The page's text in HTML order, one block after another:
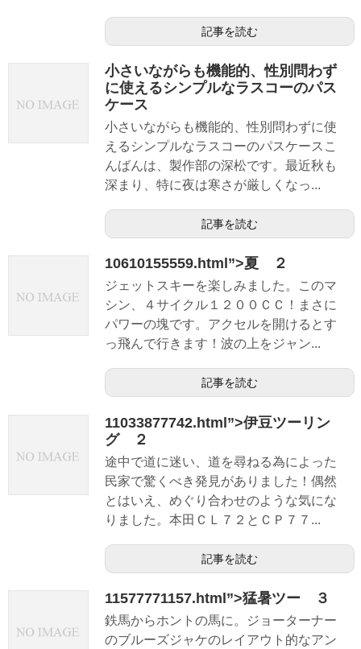
記事を読む
小さいながらも機能的、性別問わず
に使えるシンプルなラスコーのパス
ケース
小さいながらも機能的、性別問わずに使
えるシンプルなラスコーのパスケースこ
んばんは、製作部の深松です。最近秋も
深まり、特に夜は寒さが厳しくなっ...
記事を読む
10610155559.html”>夏 ２
ジェットスキーを楽しみました。このマ
シン、４サイクル１２００ＣＣ！まさに
パワーの塊です。アクセルを開けるとす
っ飛んで行きます！波の上をジャン...
記事を読む
11033877742.html”>伊豆ツーリン
グ ２
途中で道に迷い、道を尋ねる為によった
民家で驚くべき発見がありました！偶然
とはいえ、めぐり合わせのような気にな
りました。本田ＣＬ７２とＣＰ７７...
記事を読む
11577771157.html”>猛暑ツー ３
鉄馬からホントの馬に。ジョーターナー
のブルーズジャケのレイアウト的なアン